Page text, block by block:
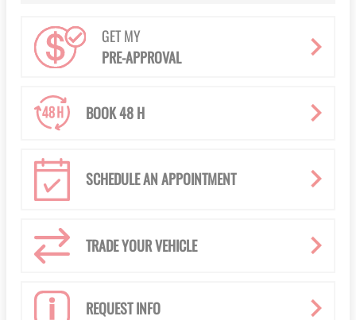
GET MY
PRE-APPROVAL
BOOK 48 H
SCHEDULE AN APPOINTMENT
TRADE YOUR VEHICLE
REQUEST INFO